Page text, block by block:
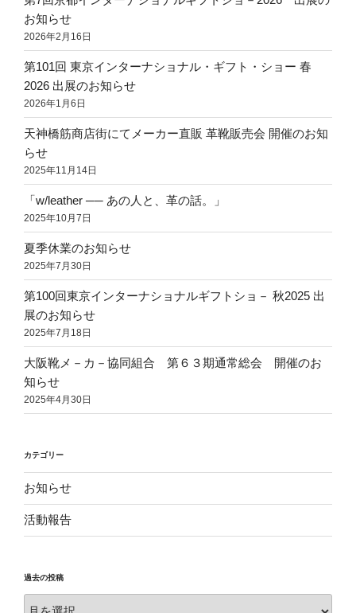
お知らせ
2026年2月16日
第101回 東京インターナショナル・ギフト・ショー 春
2026 出展のお知らせ
2026年1月6日
天神橋筋商店街にてメーカー直販 革靴販売会 開催のお知
らせ
2025年11月14日
「w/leather ── あの人と、革の話。」
2025年10月7日
夏季休業のお知らせ
2025年7月30日
第100回東京インターナショナルギフトショ－ 秋2025 出
展のお知らせ
2025年7月18日
大阪靴メ－カ－協同組合 第６３期通常総会 開催のお
知らせ
2025年4月30日
カテゴリー
お知らせ
活動報告
過去の投稿